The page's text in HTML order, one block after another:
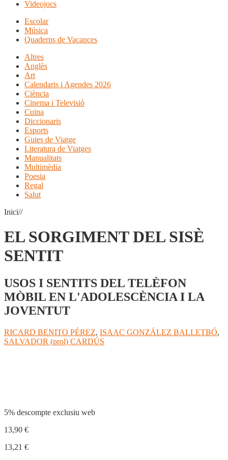
Videojocs
Escolar
Música
Quaderns de Vacances
Altres
Anglès
Art
Calendaris i Agendes 2026
Ciència
Cinema i Televisió
Cuina
Diccionaris
Esports
Guies de Viatge
Literatura de Viatges
Manualitats
Multimèdia
Poesia
Regal
Salut
Inici//
EL SORGIMENT DEL SISÈ
SENTIT
USOS I SENTITS DEL TELÈFON
MÒBIL EN L'ADOLESCÈNCIA I LA
JOVENTUT
RICARD BENITO PÉREZ, ISAAC GONZÁLEZ BALLETBÓ,
SALVADOR (prol) CARDÚS
5% descompte exclusiu web
13,90 €
13,21 €